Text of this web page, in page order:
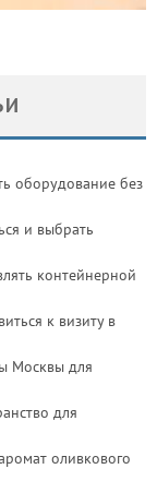
оборудование без
и выбрать
контейнерной
к визиту в
Москвы для
для
оливкового